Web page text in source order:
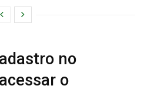
no
o